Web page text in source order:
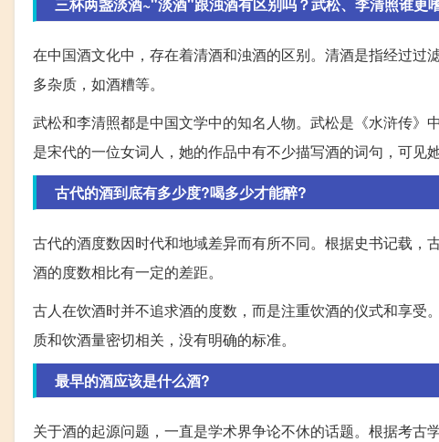
在中国酒文化中，存在着清酒和浊酒的区别。清酒是指经过
多杂质，如酒糟等。
武松和李清照都是中国文学中的知名人物。武松是《水浒传
是宋代的一位女词人，她的作品中有不少描写酒的词句，可见
古代的酒到底有多少度?喝多少才能醉?
古代的酒度数因时代和地域差异而有所不同。根据史书记载
酒的度数相比有一定的差距。
古人在饮酒时并不追求酒的度数，而是注重饮酒的仪式和享
质和饮酒量密切相关，没有明确的标准。
最早的酒应该是什么酒?
关于酒的起源问题，一直是学术界争论不休的话题。根据考